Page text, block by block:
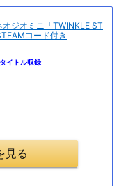
オジオミニ「TWINKLE ST
コード付き
イトル収録
見る